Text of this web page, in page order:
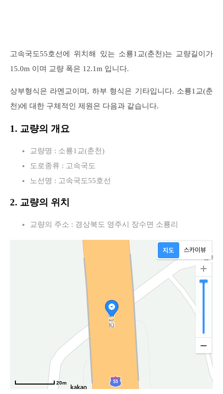
고속국도55호선에 위치해 있는 소룡1교(춘천)는 교량길이가
15.0m 이며 교량 폭은 12.1m 입니다.
상부형식은 라멘교이며, 하부 형식은 기타입니다. 소룡1교(춘
천)에 대한 구체적인 제원은 다음과 같습니다.
1. 교량의 개요
교량명 : 소룡1교(춘천)
도로종류 : 고속국도
노선명 : 고속국도55호선
2. 교량의 위치
교량의 주소 : 경상북도 영주시 장수면 소룡리
20m